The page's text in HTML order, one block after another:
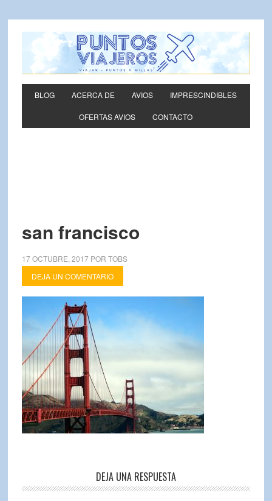
BLOG ACERCA DE AVIOS IMPRESCINDIBLES
OFERTAS AVIOS CONTACTO
san francisco
17 OCTUBRE, 2017POR TOBS
DEJA UN COMENTARIO
DEJA UNA RESPUESTA